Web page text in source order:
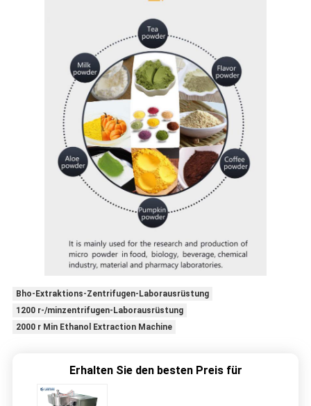
Bho-Extraktions-Zentrifugen-Laborausrüstung
1200 r-/minzentrifugen-Laborausrüstung
2000 r Min Ethanol Extraction Machine
Erhalten Sie den besten Preis für